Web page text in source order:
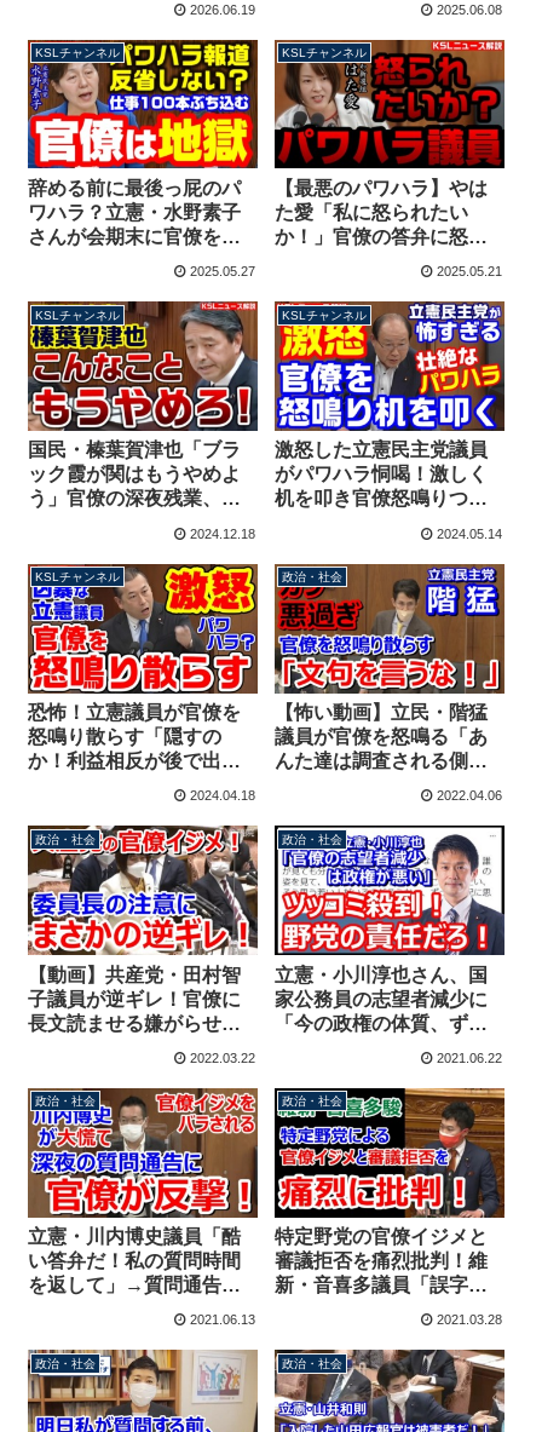
して警察出動！安倍総理
にも説教【KSLチャンネ
ル】
2026.06.19
の暴力性を隠そうともせ
ず【KSLチャンネル】
2025.06.08
KSLチャンネル
辞める前に最後っ屁のパ
ワハラ？立憲・水野素子
さんが会期末に官僚を地
獄に突き落とす計画を発
する」【KSLチャンネ
ル】
2025.05.27
KSLチャンネル
【最悪のパワハラ】やは
た愛「私に怒られたい
か！」官僚の答弁に怒り
心頭、名指しで批判！委
【KSLチャンネル】
2025.05.21
KSLチャンネル
国民・榛葉賀津也「ブラ
ック霞が関はもうやめよ
う」官僚の深夜残業、強
引な委員会運営に苦言 12
月18日参議院外交防衛委
員会【KSLチャンネル】
2024.12.18
KSLチャンネル
激怒した立憲民主党議員
がパワハラ恫喝！激しく
机を叩き官僚怒鳴りつけ
「やめなさい！」「あな
たは必要ない」変わらぬ
体質
2024.05.14
KSLチャンネル
恐怖！立憲議員が官僚を
怒鳴り散らす「隠すの
か！利益相反が後で出た
ら大変なことになる！」
弁に不満爆発
2024.04.18
政治・社会
【怖い動画】立民・階猛
議員が官僚を怒鳴る「あ
んた達は調査される側な
んだよ！なんで文句言う
う言うな！」
2022.04.06
政治・社会
【動画】共産党・田村智
子議員が逆ギレ！官僚に
長文読ませる嫌がらせを
注意され「いままで、い
「もういい」
2022.03.22
政治・社会
立憲・小川淳也さん、国
家公務員の志望者減少に
「今の政権の体質、ずっ
と心配に思ってた」→野
殺到
2021.06.22
政治・社会
立憲・川内博史議員「酷
い答弁だ！私の質問時間
を返して」→質問通告が
前日深夜だったことを官
2021.06.13
政治・社会
特定野党の官僚イジメと
審議拒否を痛烈批判！維
新・音喜多議員「誤字脱
字レベルで官僚の負担を
を目論んだ」
2021.03.28
政治・社会 政治・社会